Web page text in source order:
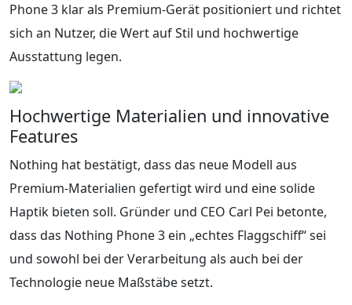
Phone 3 klar als Premium-Gerät positioniert und richtet
sich an Nutzer, die Wert auf Stil und hochwertige
Ausstattung legen.
Hochwertige Materialien und innovative
Features
Nothing hat bestätigt, dass das neue Modell aus
Premium-Materialien gefertigt wird und eine solide
Haptik bieten soll. Gründer und CEO Carl Pei betonte,
dass das Nothing Phone 3 ein „echtes Flaggschiff“ sei
und sowohl bei der Verarbeitung als auch bei der
Technologie neue Maßstäbe setzt.